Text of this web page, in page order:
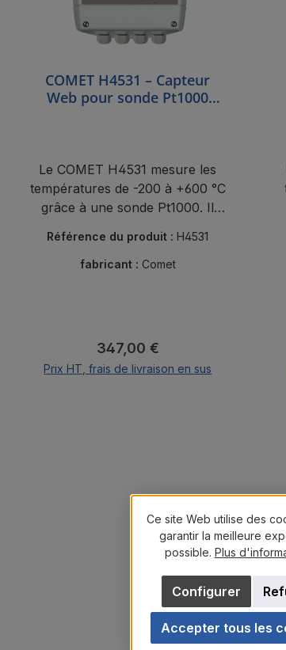
COMET H4531 – Capteur
Web pour sonde Pt1000
Le COMET H4531 mesure les
températures de -200 à +600 °C
grâce à une sonde Pt1000. Il
2 sorties relais et une intégration
au cloud.
Référence du produit : H4531
fabricant : Comet
Prix régulier :
347,00 €
Prix HT, frais de livraison en sus
Ce site Web utilise des
garantir la meilleure
possible. Plus
Configurer
Accepter tous les